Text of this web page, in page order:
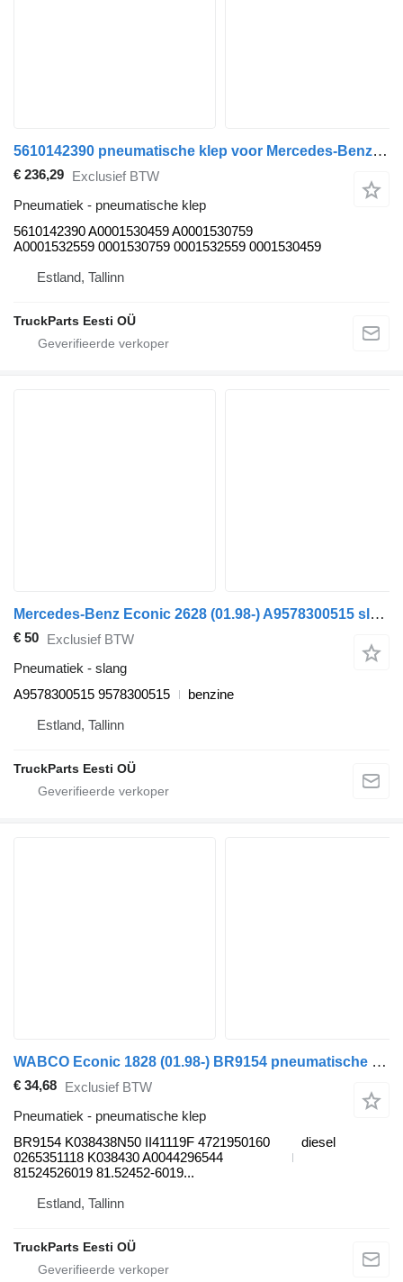
5610142390 pneumatische klep voor Mercedes-Benz Econic II vrachtwagen
€ 236,29 Exclusief BTW
Pneumatiek - pneumatische klep
5610142390 A0001530459 A0001530759
A0001532559 0001530759 0001532559 0001530459
Estland, Tallinn
TruckParts Eesti OÜ
Mercedes-Benz Econic 2628 (01.98-) A9578300515 slang voor Mercedes-Benz Econic (1998-2014) vrachtwagen
€ 50 Exclusief BTW
Pneumatiek - slang
A9578300515 9578300515
benzine
Estland, Tallinn
TruckParts Eesti OÜ
WABCO Econic 1828 (01.98-) BR9154 pneumatische klep voor Mercedes-Benz Econic (1998-2014) vrachtwagen
€ 34,68 Exclusief BTW
Pneumatiek - pneumatische klep
BR9154 K038438N50 II41119F 4721950160
0265351118 K038430 A0044296544
81524526019 81.52452-6019...
diesel
Estland, Tallinn
TruckParts Eesti OÜ